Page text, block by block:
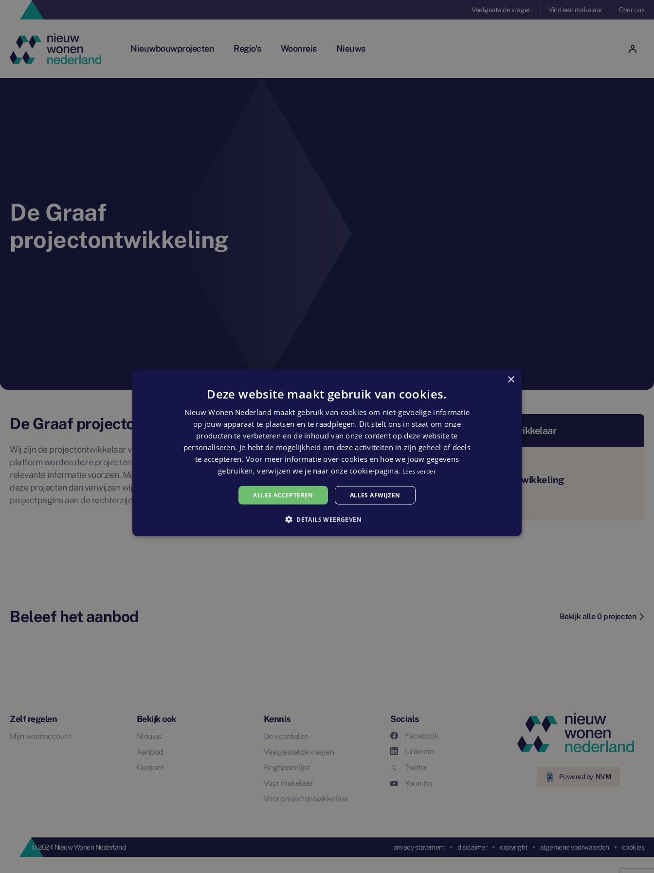
Veelgestelde vragen Vind een makelaar Over ons
Nieuwbouwprojecten Regio's Woonreis Nieuws
De Graaf
projectontwikkeling
De Graaf projectontwikkeling
Wij zijn de projectontwikkelaar van onderstaande projecten. Binnen het Nieuw Wonen Nederland
platform worden deze projecten optimaal gevisualiseerd en daarmee kunnen wij je van de meest
relevante informatie voorzien. Mocht je interesse hebben of meer informatie willen hebben omtrent
deze projecten dan verwijzen wij je graag naar de verkopende makelaar. Deze vind je binnen de
projectpagina aan de rechterzijde.
Project ontwikkelaar
projectontwikkeling
Beleef het aanbod Bekijk alle 0 projecten
Zelf regelen
Mijn woonaccount
Bekijk ook
Nieuws
Aanbod
Contact
Kennis
De voordelen
Veelgestelde vragen
Begrippenlijst
Voor makelaar
Voor projectontwikkelaar
Socials
Facebook
Linkedin
Twitter
Youtube
Powered by NVM
© 2024 Nieuw Wonen Nederland privacy statement disclaimer copyright algemene voorwaarden cookies
×
Deze website maakt gebruik van cookies.
Nieuw Wonen Nederland maakt gebruik van cookies om niet-gevoelige informatie
op jouw apparaat te plaatsen en te raadplegen. Dit stelt ons in staat om onze
producten te verbeteren en de inhoud van onze content op deze website te
personaliseren. Je hebt de mogelijkheid om deze activiteiten in zijn geheel of deels
te accepteren. Voor meer informatie over cookies en hoe we jouw gegevens
gebruiken, verwijzen we je naar onze cookie-pagina. Lees verder
ALLES ACCEPTEREN ALLES AFWIJZEN
DETAILS WEERGEVEN